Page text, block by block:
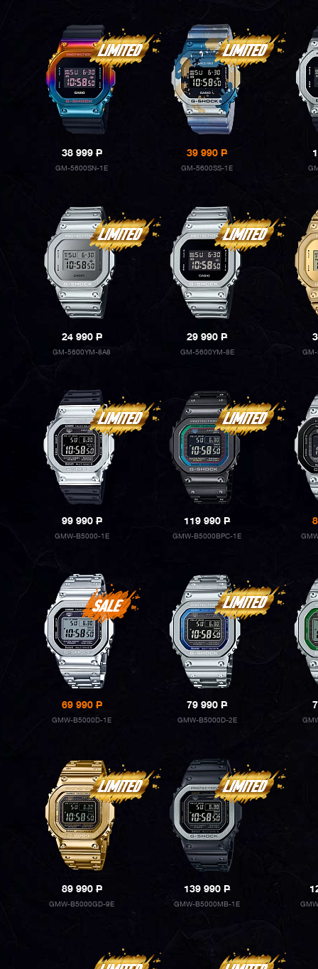
38 999P
GM-5600SN-1E
39 990P
GM-5600SS-1E
24 990P
GM-5600YM-8A8
29 990P
GM-5600YM-8E
99 990P
GMW-B5000-1E
119 990P
GMW-B5000BPC-1E
69 990P
GMW-B5000D-1E
79 990P
GMW-B5000D-2E
89 990P
GMW-B5000GD-9E
139 990P
GMW-B5000MB-1E